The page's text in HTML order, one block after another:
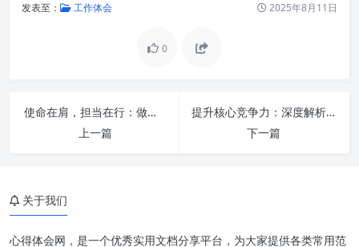
发表至： 工作体会 2025年8月11日
0
使命在肩，担当在行：做一名真正的新时代合格党员
上一篇
提升核心竞争力：深度解析“四种意识”，成就卓越办公室工作者
下一篇
关于我们
心得体会网，是一个优秀实用文档分享平台，为大家提供各类常用范